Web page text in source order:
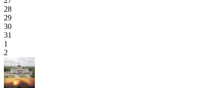
28
29
30
31
1
2